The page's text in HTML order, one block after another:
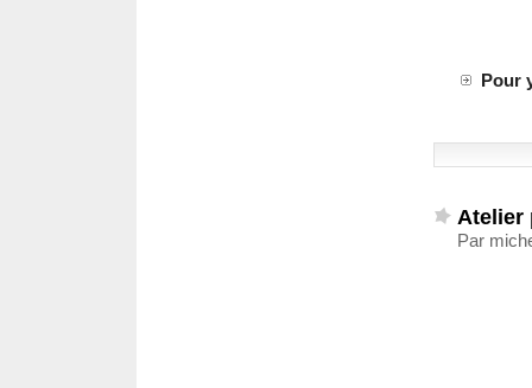
Pour
Atelier
Par